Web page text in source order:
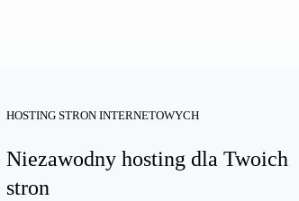
HOSTING STRON INTERNETOWYCH
Niezawodny hosting dla Twoich
stron